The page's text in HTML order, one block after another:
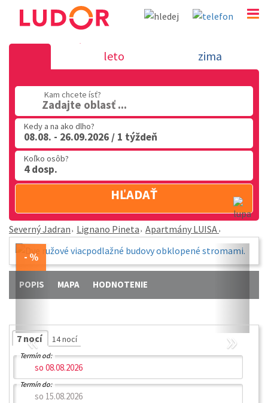
Apartmány LUISA - Lignano Pineta -
Severný Jadran
leto zima
Kam chcete ísť?
Zadajte oblasť ...
Kedy a na ako dlho?
08.08. - 26.09.2026 / 1 týždeň
Koľko osôb?
4 dosp.
HĽADAŤ
Severný Jadran Lignano Pineta Apartmány LUISA
« »
POPIS MAPA HODNOTENIE
7 nocí 14 nocí
Termín od:
Termín do: